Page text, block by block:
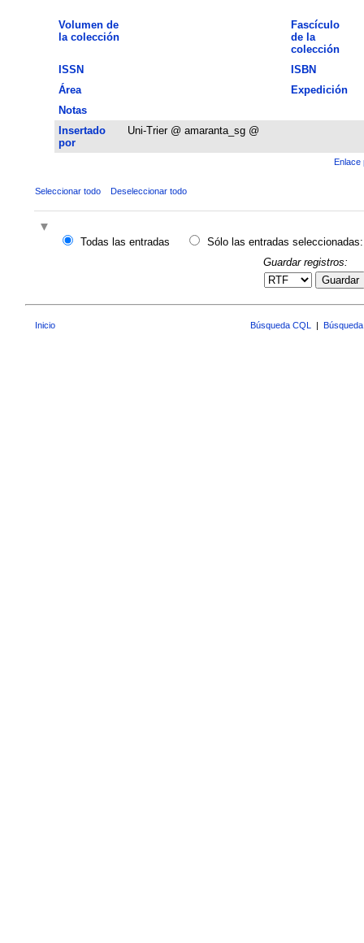
Volumen de
la colección
Fascículo
de la
colección
ISSN
ISBN
Área
Expedición
Notas
Insertado
por
Uni-Trier @ amaranta_sg @
Enlace
Seleccionar todo Deseleccionar todo
Todas las entradas
Sólo las entradas seleccionadas:
Guardar registros:
Guardar
Inicio Búsqueda CQL